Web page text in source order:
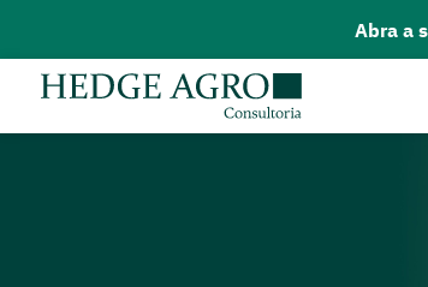
Abra a